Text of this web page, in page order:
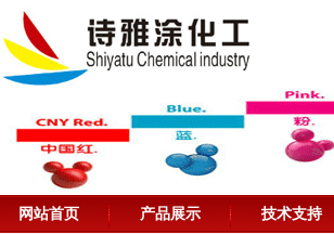
网站首页 产品展示 技术支持